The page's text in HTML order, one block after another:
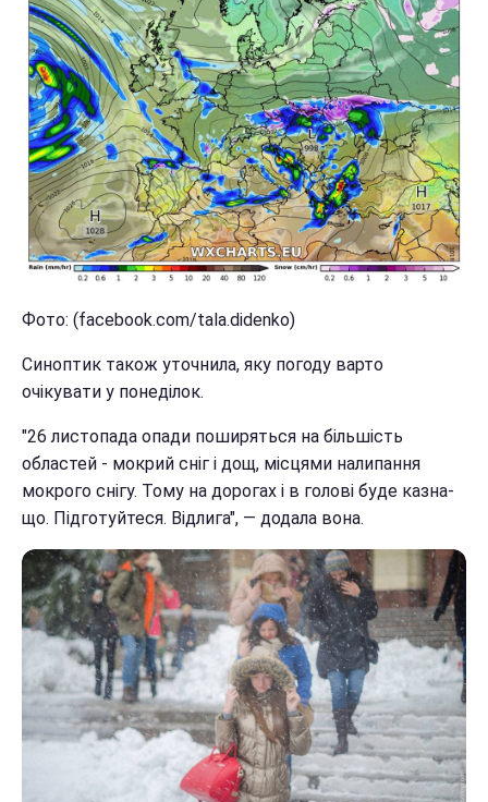
Фото: (facebook.com/tala.didenko)
Синоптик також уточнила, яку погоду варто
очікувати у понеділок.
"26 листопада опади поширяться на більшість
областей - мокрий сніг і дощ, місцями налипання
мокрого снігу. Тому на дорогах і в голові буде казна-
що. Підготуйтеся. Відлига", — додала вона.